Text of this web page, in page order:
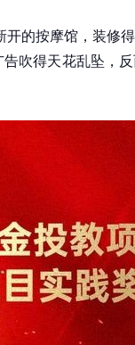
的按摩馆，装修
吹得天花乱坠，